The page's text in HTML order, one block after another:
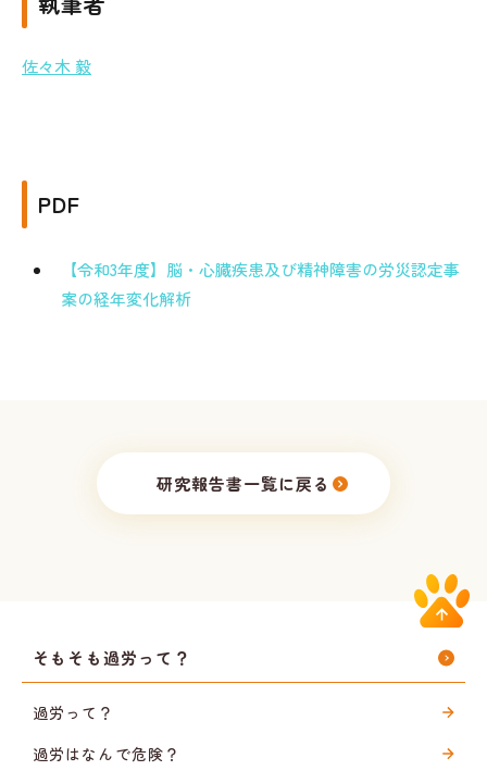
佐々木 毅
PDF
【令和3年度】脳・心臓疾患及び精神障害の労災認定事
案の経年変化解析
研究報告書一覧に戻る
そもそも過労って？
過労って？
過労はなんで危険？